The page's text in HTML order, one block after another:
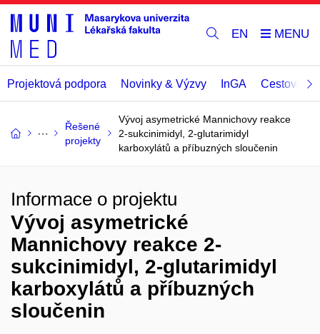
EN
Projektová podpora Novinky & Výzvy InGA Cestovní
Řešené
projekty
Vývoj asymetrické Mannichovy reakce
2-sukcinimidyl, 2-glutarimidyl
karboxylátů a příbuzných sloučenin
Informace o projektu
Vývoj asymetrické
Mannichovy reakce 2-
sukcinimidyl, 2-glutarimidyl
karboxylátů a příbuzných
sloučenin